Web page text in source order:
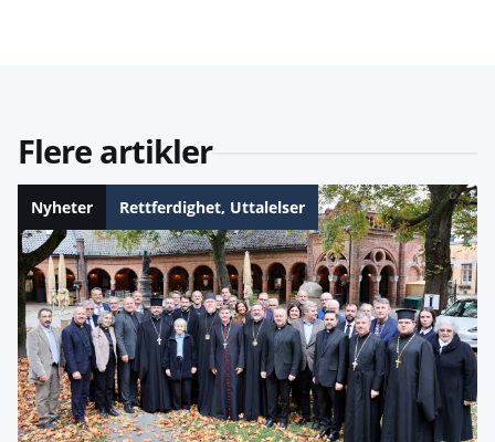
Flere artikler
Nyheter Rettferdighet, Uttalelser